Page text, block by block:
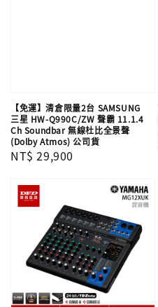
【免運】清倉限量2台 SAMSUNG
三星 HW-Q990C/ZW 聲霸 11.1.4
Ch Soundbar 無線杜比全景聲
(Dolby Atmos) 公司貨
Regular
NT$ 29,900